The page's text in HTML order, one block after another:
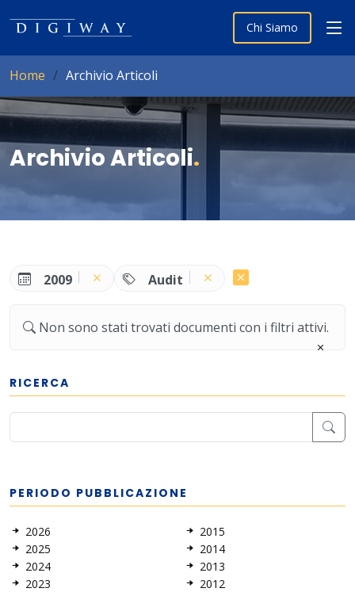
Chi Siamo
Home Archivio Articoli
Archivio Articoli.
2009 Audit
Non sono stati trovati documenti con i filtri attivi.
RICERCA
PERIODO PUBBLICAZIONE
2026
2025
2024
2023
2015
2014
2013
2012